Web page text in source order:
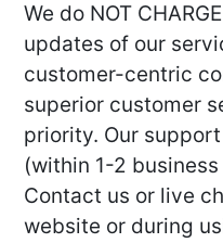
We do NOT
updates of our
customer-centric
superior customer
priority. Our support
(within 1-2 business
Contact us or live
website or during